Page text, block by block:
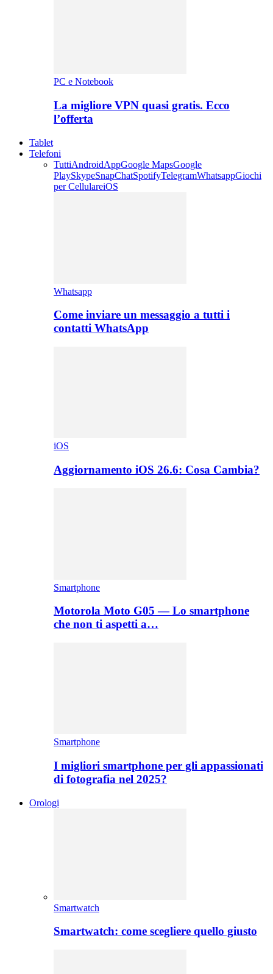
PC e Notebook
La migliore VPN quasi gratis. Ecco
l’offerta
Tablet
Telefoni
TuttiAndroidAppGoogle MapsGoogle
PlaySkypeSnapChatSpotifyTelegramWhatsappGiochi
per CellulareiOS
Whatsapp
Come inviare un messaggio a tutti i
contatti WhatsApp
iOS
Aggiornamento iOS 26.6: Cosa Cambia?
Smartphone
Motorola Moto G05 — Lo smartphone
che non ti aspetti a…
Smartphone
I migliori smartphone per gli appassionati
di fotografia nel 2025?
Orologi
Smartwatch
Smartwatch: come scegliere quello giusto